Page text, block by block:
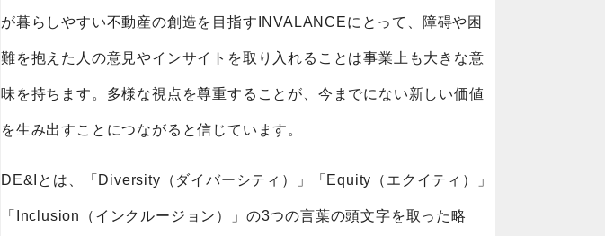
が暮らしやすい不動産の創造を目指すINVALANCEにとって、障碍や困
難を抱えた人の意見やインサイトを取り入れることは事業上も大きな意
味を持ちます。多様な視点を尊重することが、今までにない新しい価値
を生み出すことにつながると信じています。
DE&Iとは、「Diversity（ダイバーシティ）」「Equity（エクイティ）」
「Inclusion（インクルージョン）」の3つの言葉の頭文字を取った略